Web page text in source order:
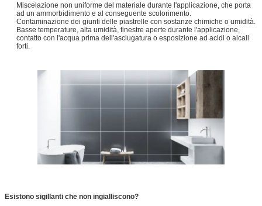
Miscelazione non uniforme del materiale durante l'applicazione, che porta
ad un ammorbidimento e al conseguente scolorimento.
Contaminazione dei giunti delle piastrelle con sostanze chimiche o umidità.
Basse temperature, alta umidità, finestre aperte durante l'applicazione,
contatto con l'acqua prima dell'asciugatura o esposizione ad acidi o alcali
forti.
Esistono sigillanti che non ingialliscono?